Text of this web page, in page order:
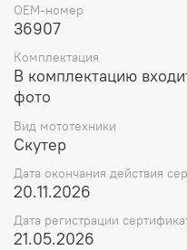
OEM-номер
36907
Комплектация
В комплектацию
фото
Вид мототехники
Скутер
Дата окончания действия
20.11.2026
Дата регистрации
21.05.2026